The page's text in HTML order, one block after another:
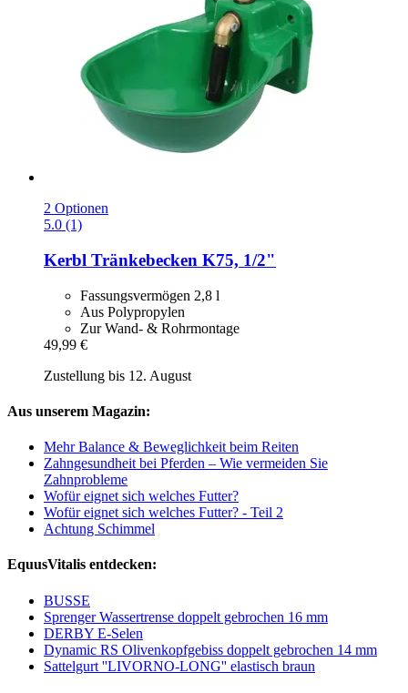
2 Optionen
5.0 (1)
Kerbl Tränkebecken K75, 1/2"
Fassungsvermögen 2,8 l
Aus Polypropylen
Zur Wand- & Rohrmontage
49,99 €
Zustellung bis 12. August
Aus unserem Magazin:
Mehr Balance & Beweglichkeit beim Reiten
Zahngesundheit bei Pferden – Wie vermeiden Sie
Zahnprobleme
Wofür eignet sich welches Futter?
Wofür eignet sich welches Futter? - Teil 2
Achtung Schimmel
EquusVitalis entdecken:
BUSSE
Sprenger Wassertrense doppelt gebrochen 16 mm
DERBY E-Selen
Dynamic RS Olivenkopfgebiss doppelt gebrochen 14 mm
Sattelgurt ''LIVORNO-LONG'' elastisch braun